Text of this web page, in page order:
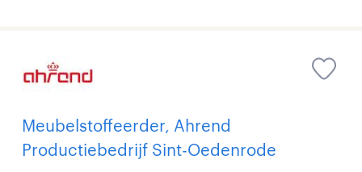
Meubelstoffeerder, Ahrend
Productiebedrijf Sint-Oedenrode